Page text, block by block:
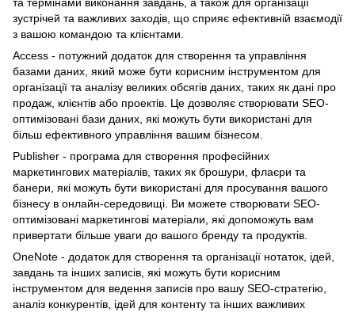
зустрічей та важливих заходів, що сприяє ефективній взаємодії
з вашою командою та клієнтами.
Access - потужний додаток для створення та управління
базами даних, який може бути корисним інструментом для
організації та аналізу великих обсягів даних, таких як дані про
продаж, клієнтів або проектів. Це дозволяє створювати SEO-
оптимізовані бази даних, які можуть бути використані для
більш ефективного управління вашим бізнесом.
Publisher - програма для створення професійних
маркетингових матеріалів, таких як брошури, флаєри та
банери, які можуть бути використані для просування вашого
бізнесу в онлайн-середовищі. Ви можете створювати SEO-
оптимізовані маркетингові матеріали, які допоможуть вам
привертати більше уваги до вашого бренду та продуктів.
OneNote - додаток для створення та організації нотаток, ідей,
завдань та інших записів, які можуть бути корисним
інструментом для ведення записів про вашу SEO-стратегію,
аналіз конкурентів, ідей для контенту та інших важливих